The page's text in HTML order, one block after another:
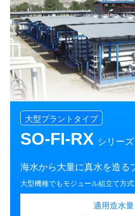
大型プラントタイプ
SO-FI-RX シリーズ
海水から大量に真水を造る
大型機種でもモジュール組立て方
適用造水量